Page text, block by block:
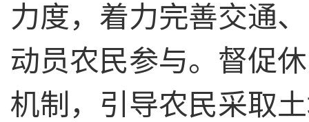
力度，着力完善交通
动员农民参与。督促
机制，引导农民采取